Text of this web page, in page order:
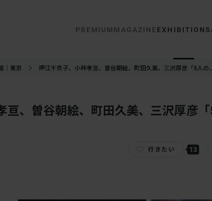
PREMIUM MAGAZINE EXHIBITIONS
｜東京 押江千衣子、小林孝亘、曽谷朝絵、町田久美、三沢厚彦「5人の
亘、曽谷朝絵、町田久美、三沢厚彦
行きたい 13